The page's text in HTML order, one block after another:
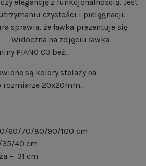
elegancję z funkcjonalnością. Jest
czystości i pielęgnacji.
sprawia, że ławka prezentuje się
na zdjęciu ławka
PIANO 03 beż.
są kolory stelaży na
rozmiarze 20x20mm.
60/70/80/90/100 cm
35/40 cm
– 31 cm